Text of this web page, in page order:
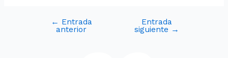
← Entrada
anterior
Entrada
siguiente →